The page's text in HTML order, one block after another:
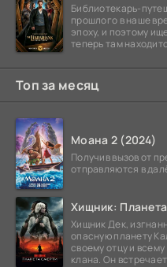
Библиотекарь-
прошлого в наше
эпоху, и поэтому
теперь там
Топ за месяц
Моана 2 (2024)
Получив вызов от
отправляются в
Хищник:
Хищник Дек,
опасную планету
своему отцу и
клана. Он